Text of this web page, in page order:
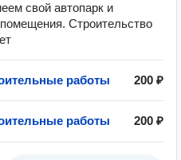
свой автопарк и
Строительство
работы 200 ₽
работы 200 ₽